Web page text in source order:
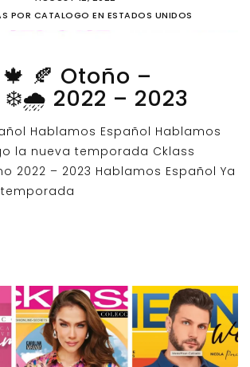
POR CATALOGO EN ESTADOS UNIDOS
🍂 Otoño –
2022 – 2023
Hablamos Español Hablamos
la nueva temporada Cklass
2022 – 2023 Hablamos Español Ya